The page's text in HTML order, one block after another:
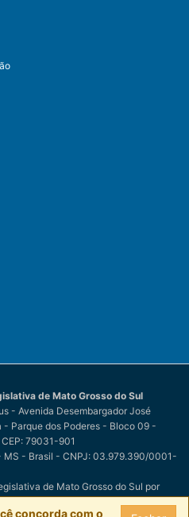
de Mato Grosso do Sul
- Avenida Desembargador José
- Parque dos Poderes - Bloco 09 -
79031-901
MS - Brasil - CNPJ: 03.979.390/0001-
de Mato Grosso do Sul por
concorda com o